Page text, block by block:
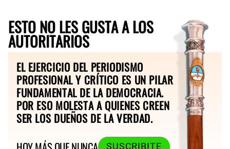
ESTO NO LES GUSTA A LOS
AUTORITARIOS
EL EJERCICIO DEL PERIODISMO
PROFESIONAL Y CRÍTICO ES UN PILAR
FUNDAMENTAL DE LA DEMOCRACIA.
POR ESO MOLESTA A QUIENES CREEN
SER LOS DUEÑOS DE LA VERDAD.
SUSCRIBITE